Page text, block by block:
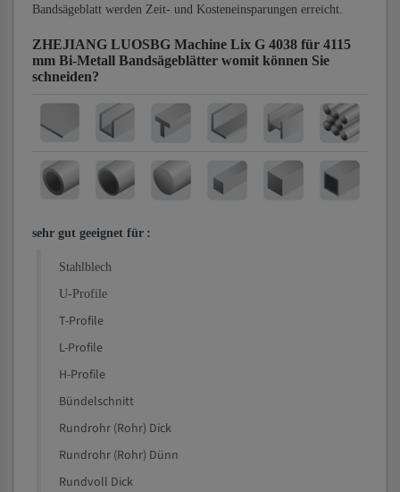
Bandsägeblatt werden Zeit- und Kosteneinsparungen erreicht.
ZHEJIANG LUOSBG Machine Lix G 4038 für 4115
mm Bi-Metall Bandsägeblätter womit können Sie
schneiden?
sehr gut geeignet für :
Stahlblech
U-Profile
T-Profile
L-Profile
H-Profile
Bündelschnitt
Rundrohr (Rohr) Dick
Rundrohr (Rohr) Dünn
Rundvoll Dick